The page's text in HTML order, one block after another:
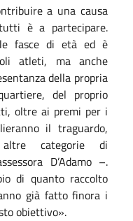
a una causa
è a partecipare.
fasce di età ed è
atleti, ma anche
della propria
del proprio
oltre ai premi per i
il traguardo,
categorie di
D’Adamo –.
di quanto raccolto
già fatto finora i
obiettivo».